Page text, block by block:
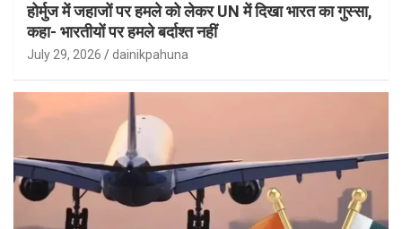
होर्मुज में जहाजों पर हमले को लेकर UN में दिखा भारत का गुस्सा,
कहा- भारतीयों पर हमले बर्दाश्त नहीं
July 29, 2026 dainikpahuna